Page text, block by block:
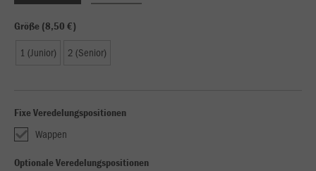
Größe (8,50 €)
1 (Junior) 2 (Senior)
Fixe Veredelungspositionen
Wappen
Optionale Veredelungspositionen